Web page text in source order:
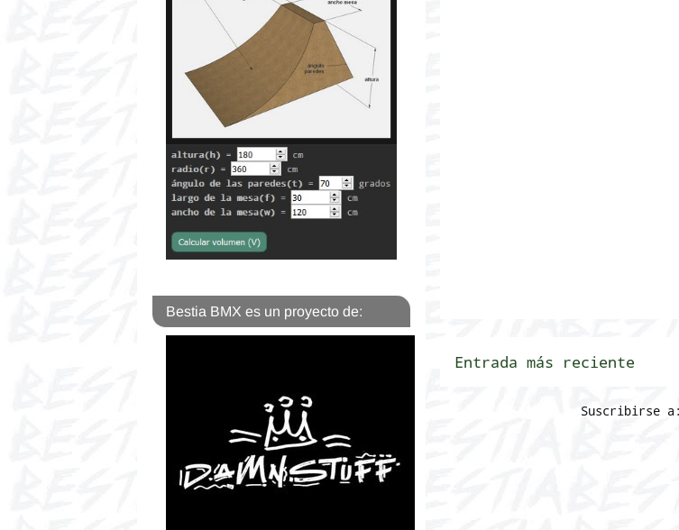
Entrada más reciente
Suscribirse
Bestia BMX es un proyecto de: